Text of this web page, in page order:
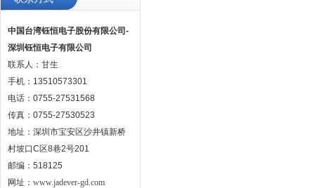
中国台湾钰恒电子股份有限公司-
深圳钰恒电子有限公司
联系人：甘生
手机：13510573301
电话：0755-27531568
传真：0755-27530523
地址：深圳市宝安区沙井镇新桥
村坡口C区8巷2号201
邮编：518125
网址： www.jadever-gd.com